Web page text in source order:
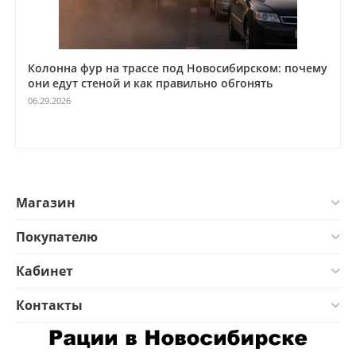
Колонна фур на трассе под Новосибирском: почему
они едут стеной и как правильно обгонять
06.29.2026
Магазин
Покупателю
Кабинет
Контакты